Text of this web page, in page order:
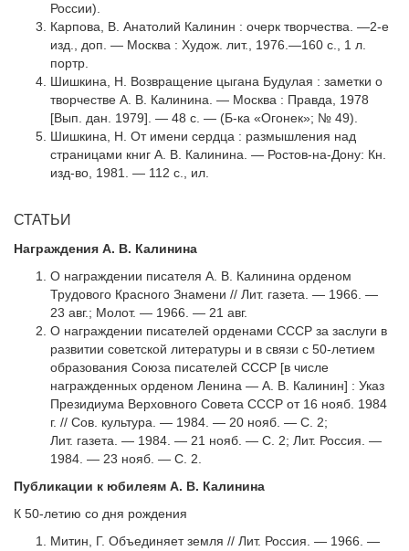
России).
Карпова, В. Анатолий Калинин : очерк творчества. —2-е
изд., доп. — Москва : Худож. лит., 1976.—160 с., 1 л.
портр.
Шишкина, Н. Возвращение цыгана Будулая : заметки о
творчестве А. В. Калинина. — Москва : Правда, 1978
[Вып. дан. 1979]. — 48 с. — (Б-ка «Ого­нек»; № 49).
Шишкина, Н. От имени сердца : размышления над
страницами книг А. В. Калинина. — Ростов-на-Дону: Кн.
изд-во, 1981. — 112 с., ил.
СТАТЬИ
Награждения А. В. Калинина
О награждении писателя А. В. Калинина орденом
Трудового Красного Зна­мени // Лит. газета. — 1966. —
23 авг.; Молот. — 1966. — 21 авг.
О награждении писателей орденами СССР за заслуги в
развитии советской литературы и в связи с 50-летием
образования Союза писателей СССР [в чис­ле
награжденных орденом Ленина — А. В. Калинин] : Указ
Президиума Вер­ховного Совета СССР от 16 нояб. 1984
г. // Сов. культура. — 1984. — 20 нояб. — С. 2;
Лит. газета. — 1984. — 21 нояб. — С. 2; Лит. Россия. —
1984. — 23 нояб. — С. 2.
Публикации к юбилеям А. В. Калинина
К 50-летию со дня рождения
Митин, Г. Объединяет земля // Лит. Россия. — 1966. —